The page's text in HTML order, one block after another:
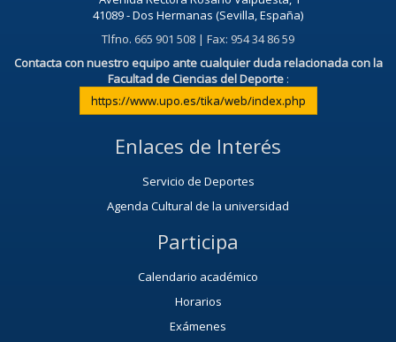
41089 - Dos Hermanas (Sevilla, España)
Tlfno. 665 901 508 | Fax: 954 34 86 59
Contacta con nuestro equipo ante cualquier duda relacionada con la
Facultad de Ciencias del Deporte :
https://www.upo.es/tika/web/index.php
Enlaces de Interés
Servicio de Deportes
Agenda Cultural de la universidad
Participa
Calendario académico
Horarios
Exámenes